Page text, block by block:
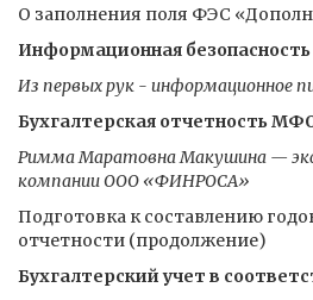
О заполнения поля ФЭС
Информационная безопасность
Из первых рук - информационное
Бухгалтерская отчетность
Римма Маратовна Макушина —
компании ООО «ФИНРОСА»
Подготовка к составлению
отчетности (продолжение)
Бухгалтерский учет в